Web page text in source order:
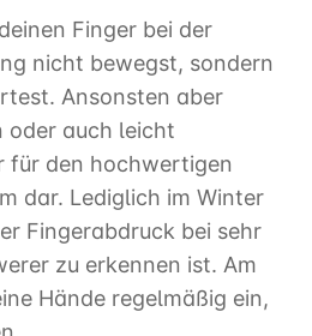
Finger bei der
nicht bewegst, sondern
Ansonsten aber
oder auch leicht
für den hochwertigen
dar. Lediglich im Winter
Fingerabdruck bei sehr
zu erkennen ist. Am
Hände regelmäßig ein,